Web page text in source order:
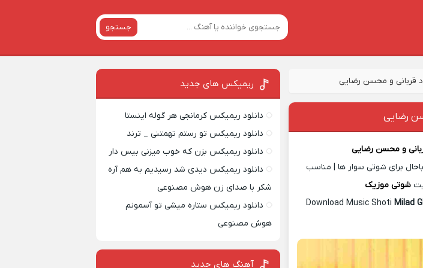
جستجو
قربانی و محسن رضایی
رضایی
و محسن رضایی
برای شوتی سوار ها | مناسب
شوتی موزیک
Download Music Shoti Milad
ریمیکس‌ های جدید
دانلود ریمیکس کرمانجی هر گوله اینستا
دانلود ریمیکس تو رستم تهمتنی _ ترند
دانلود ریمیکس بزن که خوب میزنی بیس دار
دانلود ریمیکس دیدی شد رسیدیم به هم آره
شکر با صدای زن هوش مصنوعی
دانلود ریمیکس ستاره میشی تو آسمونم
هوش مصنوعی
آهنگ های جدید